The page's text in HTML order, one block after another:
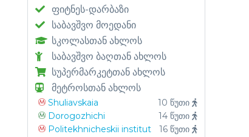
ფიტნეს-დარბაზი
საბავშვო მოედანი
სკოლასთან ახლოს
საბავშვო ბაღთან ახლოს
სუპერმარკეტთან ახლოს
მეტროსთან ახლოს
Shuliavskaia
10 წუთი
Dorogozhichi
14 წუთი
Politekhnicheskii institut
16 წუთი